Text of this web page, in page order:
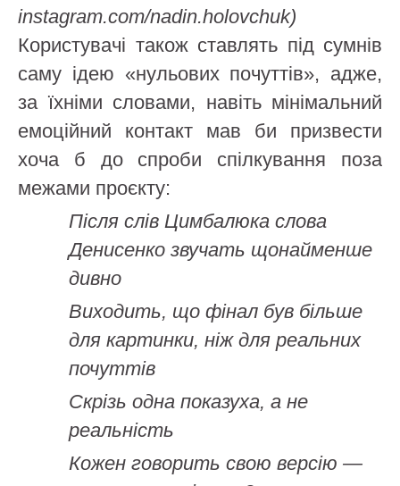
instagram.com/nadin.holovchuk)
Користувачі також ставлять під сумнів
саму ідею «нульових почуттів», адже,
за їхніми словами, навіть мінімальний
емоційний контакт мав би призвести
хоча б до спроби спілкування поза
межами проєкту:
Після слів Цимбалюка слова
Денисенко звучать щонайменше
дивно
Виходить, що фінал був більше
для картинки, ніж для реальних
почуттів
Скрізь одна показуха, а не
реальність
Кожен говорить свою версію —